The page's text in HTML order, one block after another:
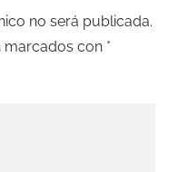
no será publicada.
marcados con *